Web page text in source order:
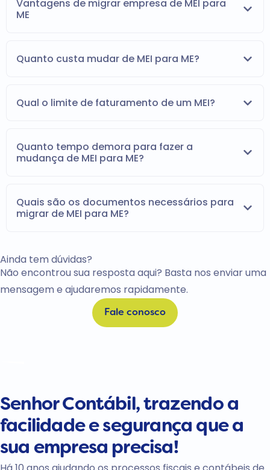
Vantagens de migrar empresa de MEI para
ME
Quanto custa mudar de MEI para ME?
Qual o limite de faturamento de um MEI?
Quanto tempo demora para fazer a
mudança de MEI para ME?
Quais são os documentos necessários para
migrar de MEI para ME?
Ainda tem dúvidas?
Não encontrou sua resposta aqui? Basta nos enviar uma
mensagem e ajudaremos rapidamente.
Fale conosco
Senhor Contábil, trazendo a
facilidadee segurança que a
sua empresa precisa!